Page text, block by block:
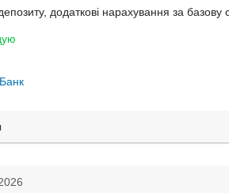
додаткові нарахування за базову